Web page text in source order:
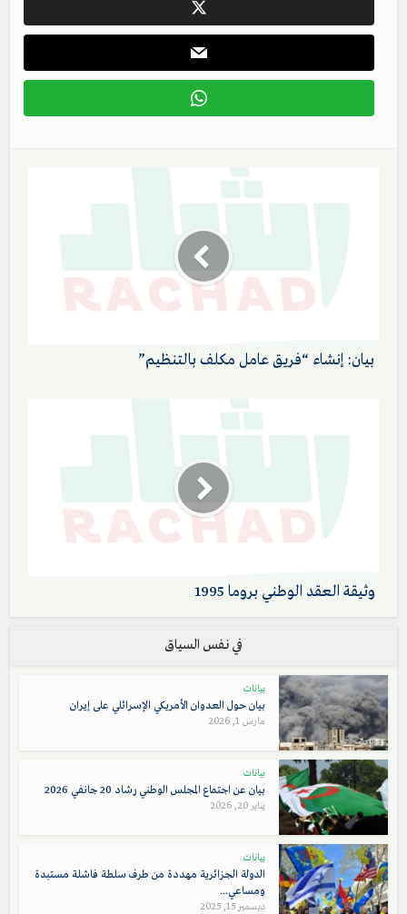
بيان: إنشاء “فريق عامل مكلف بالتنظيم”
وثيقة العقد الوطني بروما 1995
في نفس السياق
بيانات
بيان حول العدوان الأمريكي الإسرائلي على إيران
مارس 1, 2026
بيانات
بيان عن اجتماع المجلس الوطني رشاد 20 جانفي 2026
يناير 20, 2026
بيانات
الدولة الجزائرية مهددة من طرف سلطة فاشلة مستبدة
ومساعي...
ديسمبر 15, 2025